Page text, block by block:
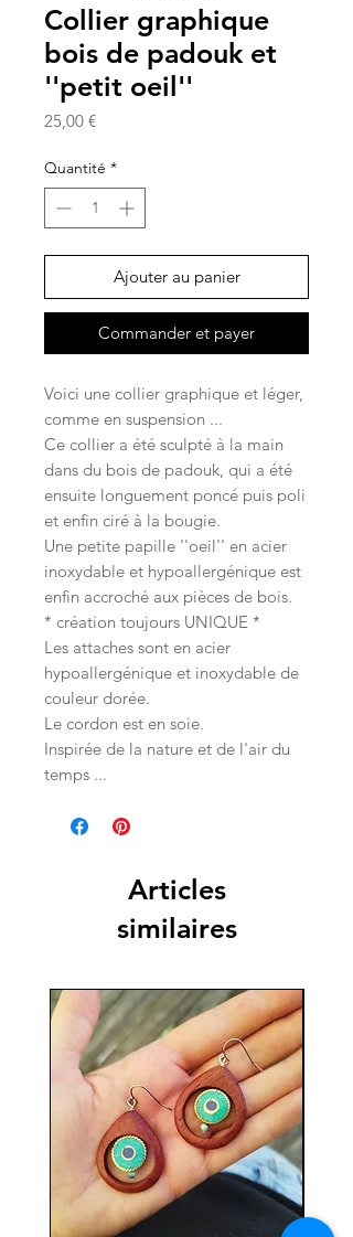
Collier graphique
bois de padouk et
''petit oeil''
25,00 €Prix
Quantité *
Ajouter au panier
Commander et payer
Voici une collier graphique et léger,
comme en suspension ...
Ce collier a été sculpté à la main
dans du bois de padouk, qui a été
ensuite longuement poncé puis poli
et enfin ciré à la bougie.
Une petite papille ''oeil'' en acier
inoxydable et hypoallergénique est
enfin accroché aux pièces de bois.
* création toujours UNIQUE *
Les attaches sont en acier
hypoallergénique et inoxydable de
couleur dorée.
Le cordon est en soie.
Inspirée de la nature et de l'air du
temps ...
Articles
similaires